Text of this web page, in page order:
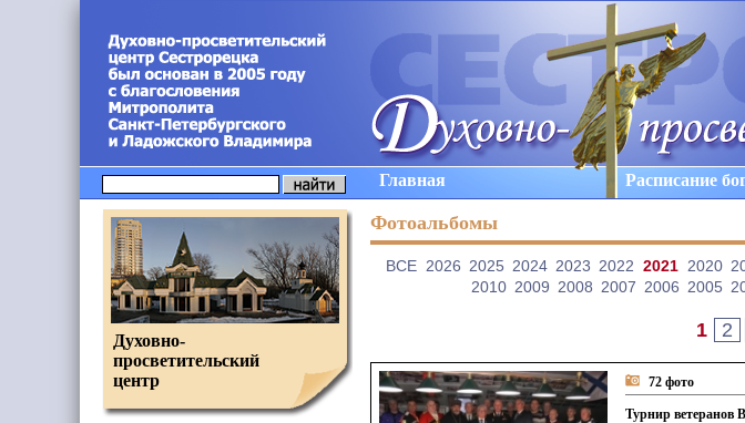
Главная Расписание
Фотоальбомы
ВCE 2026 2025 2024 2023 2022 2021 2020
2010 2009 2008 2007 2006 2005
1 2
72 фото
Турнир ветеранов
Духовно-
просветительский
центр